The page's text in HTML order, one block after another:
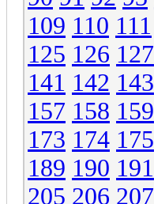
109 110 111
125 126 127
141 142 143
157 158 159
173 174 175
189 190 191
205 206 207